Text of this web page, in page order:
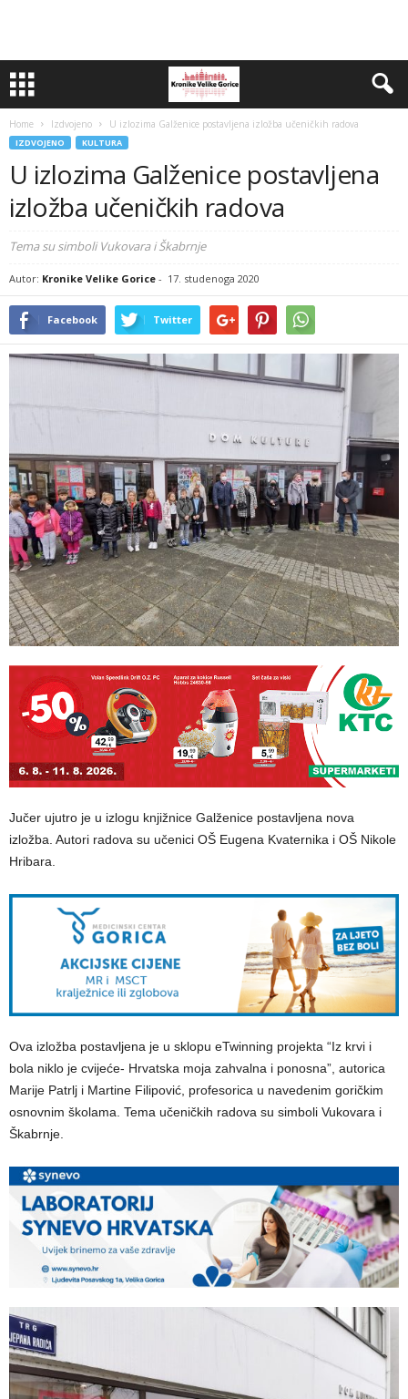
Home Izdvojeno U izlozima Galženice postavljena izložba učeničkih radova
IZDVOJENO KULTURA
U izlozima Galženice postavljena
izložba učeničkih radova
Tema su simboli Vukovara i Škabrnje
Autor: Kronike Velike Gorice - 17. studenoga 2020
Facebook Twitter
Jučer ujutro je u izlogu knjižnice Galženice postavljena nova
izložba. Autori radova su učenici OŠ Eugena Kvaternika i OŠ Nikole
Hribara.
Ova izložba postavljena je u sklopu eTwinning projekta “Iz krvi i
bola niklo je cvijeće- Hrvatska moja zahvalna i ponosna”, autorica
Marije Patrlj i Martine Filipović, profesorica u navedenim goričkim
osnovnim školama. Tema učeničkih radova su simboli Vukovara i
Škabrnje.